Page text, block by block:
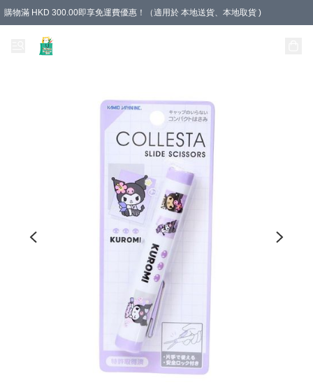
購物滿 HKD 300.00即享免運費優惠！（適用於 本地送貨、本地取貨 )